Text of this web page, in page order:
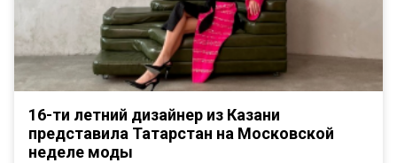
16-ти летний дизайнер из Казани
представила Татарстан на Московской
неделе моды